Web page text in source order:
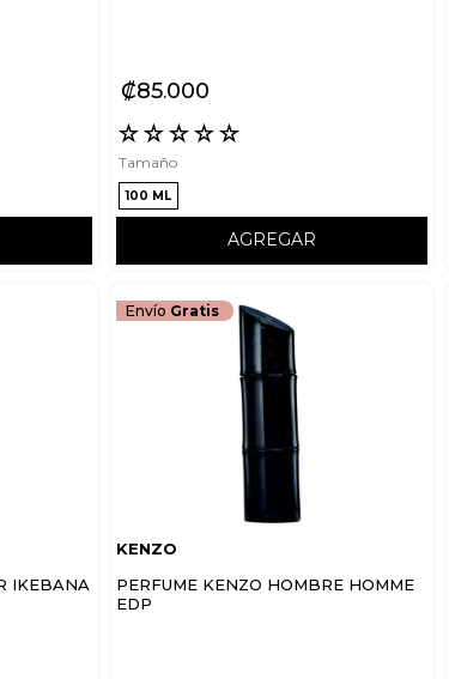
₡85000
☆☆☆☆☆
Tamaño
100 ML
AGREGAR
IKEBANA
Envío Gratis
KENZO
PERFUME KENZO HOMBRE HOMME
EDP